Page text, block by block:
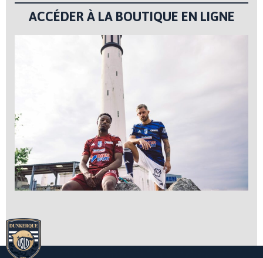
ACCÉDER À LA BOUTIQUE EN LIGNE